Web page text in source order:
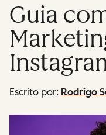
Guia
Escrito por: Rodrigo